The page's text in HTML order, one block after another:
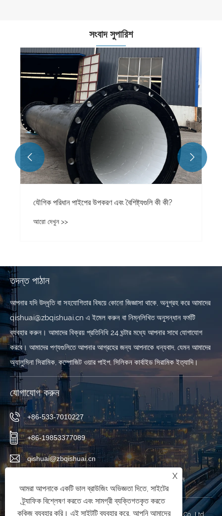
সংবাদ সুপারিশ
যৌগিক পরিধান পাইপের উপকরণ এবং বৈশিষ্ট্যগুলি কী কী?
আরো দেখুন >>
 
তদন্ত পাঠান
আপনার যদি উদ্ধৃতি বা সহযোগিতার বিষয়ে কোনো জিজ্ঞাসা থাকে, অনুগ্রহ করে আমাদের
qishuai@zbqishuai.cn এ ইমেল করুন বা নিম্নলিখিত অনুসন্ধান ফর্মটি
ব্যবহার করুন। আমাদের বিক্রয় প্রতিনিধি 24 ঘন্টার মধ্যে আপনার সাথে যোগাযোগ
করবে। আমাদের পণ্যগুলিতে আপনার আগ্রহের জন্য আপনাকে ধন্যবাদ, যেমন আমাদের
অ্যালুমিনা সিরামিক, কম্পোজিট ওয়ার পাইপ, সিলিকন কার্বাইড সিরামিক ইত্যাদি।
যোগাযোগ করুন
+86-533-7010227
+86-19853377089
qishuai@zbqishuai.cn
ফিনিক্স ইন্ডাস্ট্রিয়াল পার্ক, লিনজি জেলা, জিবো সিটি, শানডং প্রদেশ, চীন
কপিরাইট © 2025 Shandong Qishuai Wear Resistant Equipment Co., Ltd.
X
আমরা আপনাকে একটি ভাল ব্রাউজিং অভিজ্ঞতা দিতে, সাইটের
ট্র্যাফিক বিশ্লেষণ করতে এবং সামগ্রী ব্যক্তিগতকৃত করতে
কুকিজ ব্যবহার করি। এই সাইটটি ব্যবহার করে, আপনি আমাদের